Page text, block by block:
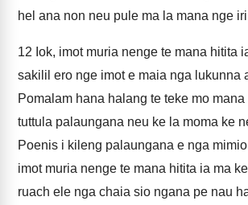
hel ana non neu pule ma la mana nge
12 Iok, imot muria nenge te mana hitita
sakilil ero nge imot e maia nga lukunna
Pomalam hana halang te teke mo
tuttula palaungana neu ke la moma ke
Poenis i kileng palaungana e nga
imot muria nenge te mana hitita ia ma
ruach ele nga chaia sio ngana pe nau